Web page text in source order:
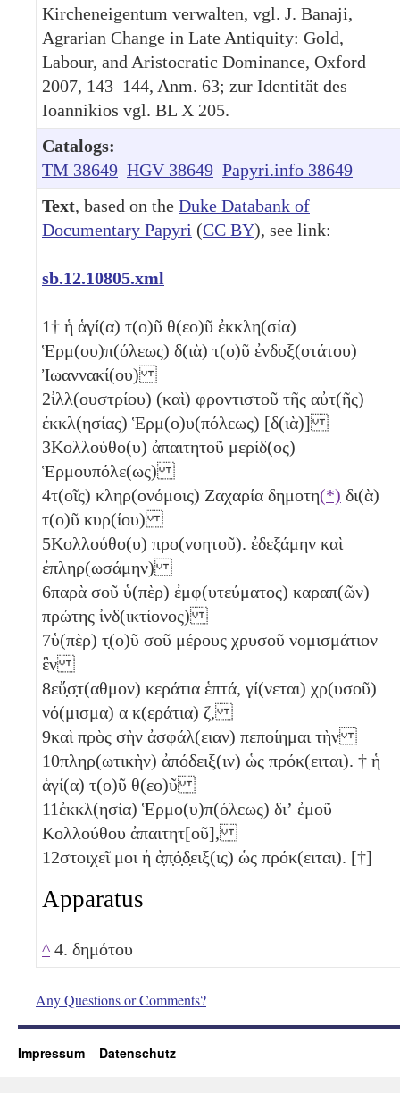
Kircheneigentum verwalten, vgl. J. Banaji,
Agrarian Change in Late Antiquity: Gold,
Labour, and Aristocratic Dominance, Oxford
2007, 143–144, Anm. 63; zur Identität des
Ioannikios vgl. BL X 205.
Catalogs:
TM 38649 HGV 38649 Papyri.info 38649
Text, based on the Duke Databank of
Documentary Papyri (CC BY), see link:
sb.12.10805.xml
1† ἡ ἁγί(α) τ(ο)ῦ θ(εο)ῦ ἐκκλη(σία)
Ἑρμ(ου)π(όλεως) δ(ιὰ) τ(ο)ῦ ἐνδοξ(οτάτου)
Ἰωαννακί(ου)
2ἰλλ(ουστρίου) (καὶ) φροντιστοῦ τῆς αὐτ(ῆς)
ἐκκλ(ησίας) Ἑρμ(ο)υ(πόλεως) [δ(ιὰ)]
3Κολλούθο(υ) ἀπαιτητοῦ μερίδ(ος)
Ἑρμουπόλε(ως)
4τ(οῖς) κληρ(ονόμοις) Ζαχαρία δημοτη(*) δι(ὰ)
τ(ο)ῦ κυρ(ίου)
5Κολλούθο(υ) προ(νοητοῦ). ἐδεξάμην καὶ
ἐπληρ(ωσάμην)
6παρὰ σοῦ ὑ(πὲρ) ἐμφ(υτεύματος) καραπ(ῶν)
πρώτης ἰνδ(ικτίονος)
7ὑ(πὲρ) τ̣(ο)ῦ σοῦ μέρους χρυσοῦ νομισμάτιον
ἓν
8εὔ̣σ̣τ(αθμον) κεράτια ἑπτά, γί(νεται) χρ(υσοῦ)
νό(μισμα) α κ(εράτια) ζ,
9καὶ πρὸς σὴν ἀσφάλ(ειαν) πεποίημαι τὴν
10πληρ(ωτικὴν) ἀπόδειξ(ιν) ὡς πρόκ(ειται). † ἡ
ἁγί(α) τ(ο)ῦ θ(εο)ῦ
11ἐκκλ(ησία) Ἑρμο(υ)π(όλεως) διʼ ἐμοῦ
Κολλούθου ἀπαιτητ[οῦ],
12στοιχεῖ μοι ἡ ἀ̣π̣ό̣δ̣ειξ(ις) ὡς πρόκ(ειται). [†]
Apparatus
^ 4. δημότου
Any Questions or Comments?
Impressum Datenschutz